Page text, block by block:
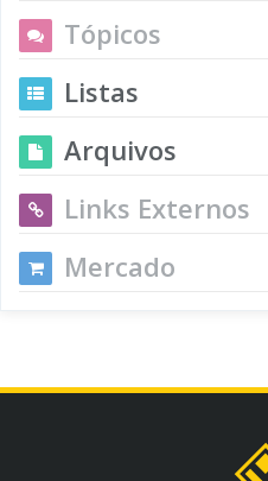
Tópicos
Listas
Arquivos
Links Externos
Mercado